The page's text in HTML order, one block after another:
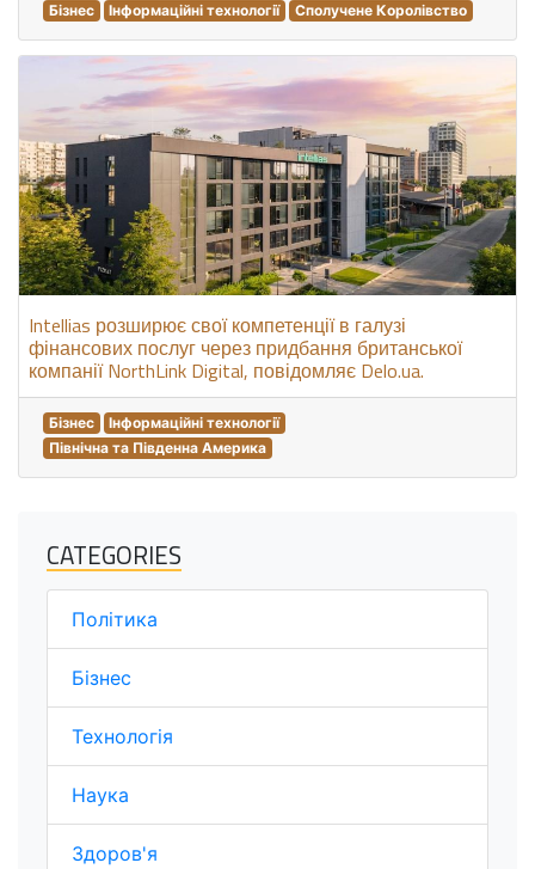
Бізнес Інформаційні технології Сполучене Королівство
Intellias розширює свої компетенції в галузі
фінансових послуг через придбання британської
компанії NorthLink Digital, повідомляє Delo.ua.
Бізнес
Інформаційні технології
Північна та Південна Америка
CATEGORIES
Політика
Бізнес
Технологія
Наука
Здоров'я